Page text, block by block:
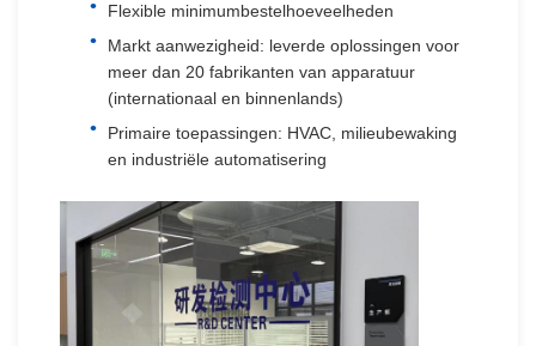
Flexible minimumbestelhoeveelheden
Markt aanwezigheid: leverde oplossingen voor
meer dan 20 fabrikanten van apparatuur
(internationaal en binnenlands)
Primaire toepassingen: HVAC, milieubewaking
en industriële automatisering